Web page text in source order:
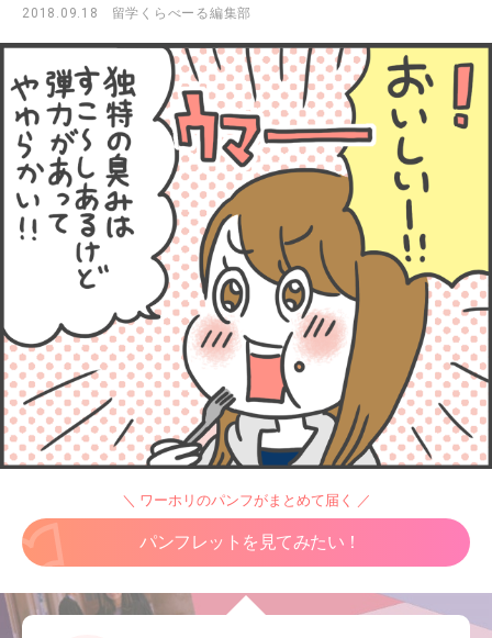
2018.09.18 留学くらべーる編集部
＼ ワーホリのパンフがまとめて届く ／
パンフレットを見てみたい！